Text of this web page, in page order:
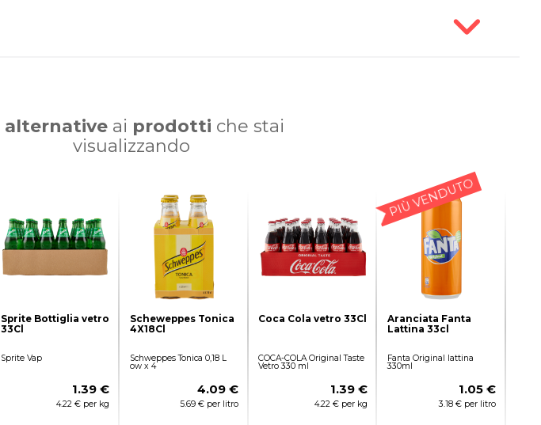
alternativeai prodotti che stai
visualizzando
Sprite Bottiglia vetro
33Cl
Sprite Vap
1.39 €
4.22 € per kg
Scheweppes Tonica
4X18Cl
Schweppes Tonica 0,18 L
ow x 4
4.09 €
5.69 € per litro
Coca Cola vetro 33Cl
COCA-COLA Original Taste
Vetro 330 ml
1.39 €
4.22 € per kg
PIÙ VENDUTO
Aranciata Fanta
Lattina 33cl
Fanta Original lattina
330ml
1.05 €
3.18 € per litro